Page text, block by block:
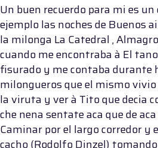
Un buen recuerdo para mi es
ejemplo las noches de Buenos
la milonga La Catedral ,
cuando me encontraba à El
fisurado y me contaba durante
milongueros que el mismo
la viruta y ver à Tito que decia
che nena sentate aca que de
Caminar por el largo corredor y
cacho (Rodolfo Dinzel)